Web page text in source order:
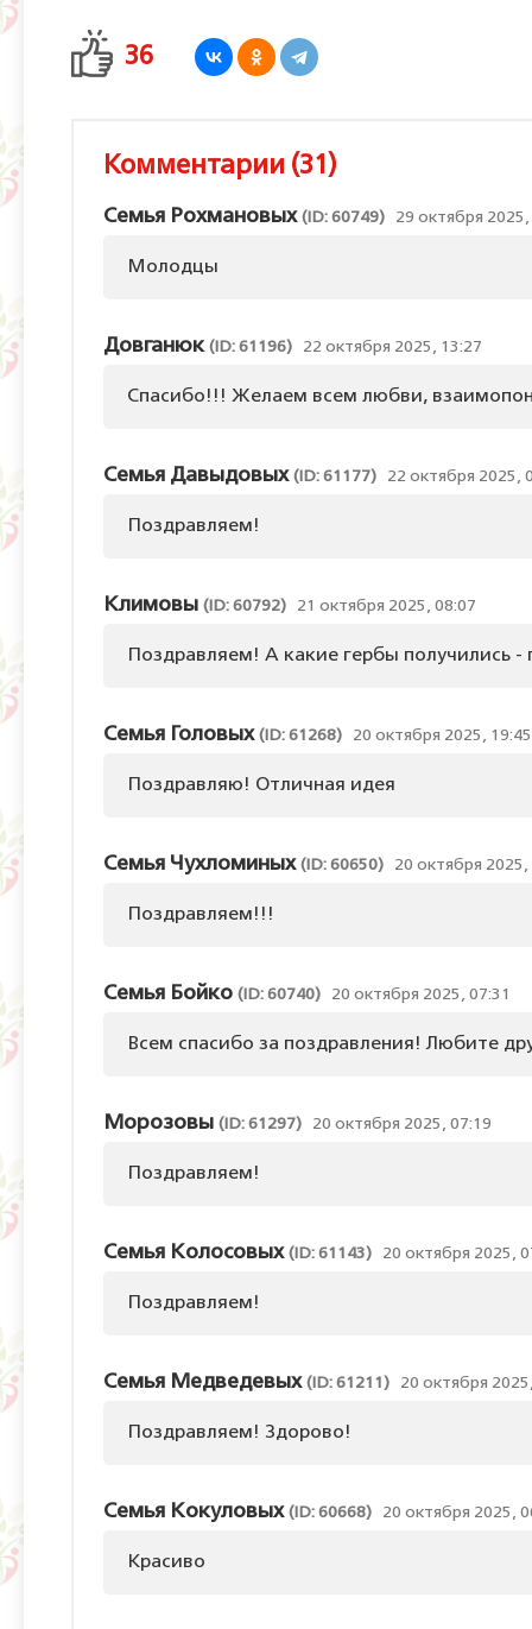
36
Комментарии (31)
Семья Рохмановых (ID: 60749) 29 октября
Молодцы
Довганюк (ID: 61196) 22 октября 2025, 13:27
Спасибо!!! Желаем всем любви,
Семья Давыдовых (ID: 61177) 22 октября 2025,
Поздравляем!
Климовы (ID: 60792) 21 октября 2025, 08:07
Поздравляем! А какие гербы получились -
Семья Головых (ID: 61268) 20 октября 2025, 19:45
Поздравляю! Отличная идея
Семья Чухломиных (ID: 60650) 20 октября 2025,
Поздравляем!!!
Семья Бойко (ID: 60740) 20 октября 2025, 07:31
Всем спасибо за поздравления! Любите
Морозовы (ID: 61297) 20 октября 2025, 07:19
Поздравляем!
Семья Колосовых (ID: 61143) 20 октября 2025,
Поздравляем!
Семья Медведевых (ID: 61211) 20 октября
Поздравляем! Здорово!
Семья Кокуловых (ID: 60668) 20 октября 2025,
Красиво